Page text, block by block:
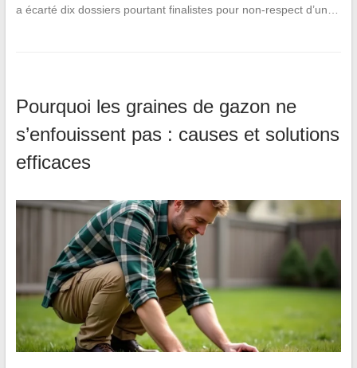
a écarté dix dossiers pourtant finalistes pour non-respect d’un…
Pourquoi les graines de gazon ne
s’enfouissent pas : causes et solutions
efficaces